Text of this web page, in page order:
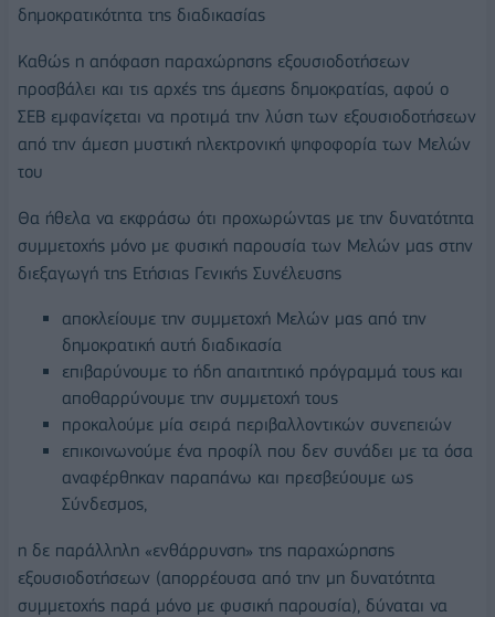
δημοκρατικότητα της διαδικασίας
Καθώς η απόφαση παραχώρησης εξουσιοδοτήσεων
προσβάλει και τις αρχές της άμεσης δημοκρατίας, αφού ο
ΣΕΒ εμφανίζεται να προτιμά την λύση των εξουσιοδοτήσεων
από την άμεση μυστική ηλεκτρονική ψηφοφορία των Μελών
του
Θα ήθελα να εκφράσω ότι προχωρώντας με την δυνατότητα
συμμετοχής μόνο με φυσική παρουσία των Μελών μας στην
διεξαγωγή της Ετήσιας Γενικής Συνέλευσης
αποκλείουμε την συμμετοχή Μελών μας από την
δημοκρατική αυτή διαδικασία
επιβαρύνουμε το ήδη απαιτητικό πρόγραμμά τους και
αποθαρρύνουμε την συμμετοχή τους
προκαλούμε μία σειρά περιβαλλοντικών συνεπειών
επικοινωνούμε ένα προφίλ που δεν συνάδει με τα όσα
αναφέρθηκαν παραπάνω και πρεσβεύουμε ως
Σύνδεσμος,
η δε παράλληλη «ενθάρρυνση» της παραχώρησης
εξουσιοδοτήσεων (απορρέουσα από την μη δυνατότητα
συμμετοχής παρά μόνο με φυσική παρουσία), δύναται να